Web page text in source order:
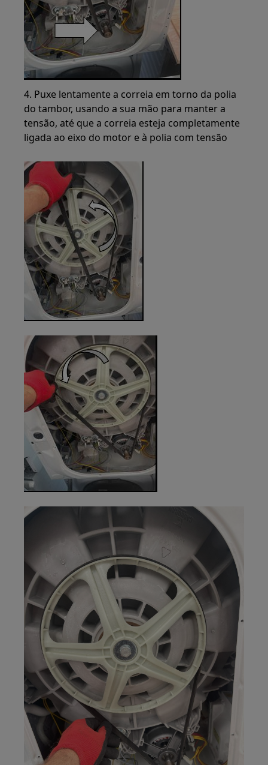
4. Puxe lentamente a correia em torno da polia
do tambor, usando a sua mão para manter a
tensão, até que a correia esteja completamente
ligada ao eixo do motor e à polia com tensão